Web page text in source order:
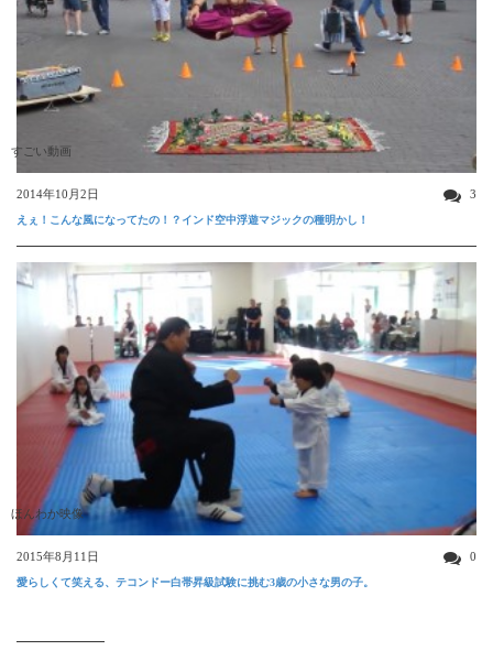
すごい動画
2014年10月2日 3
えぇ！こんな風になってたの！？インド空中浮遊マジックの種明かし！
ほんわか映像
2015年8月11日 0
愛らしくて笑える、テコンドー白帯昇級試験に挑む3歳の小さな男の子。